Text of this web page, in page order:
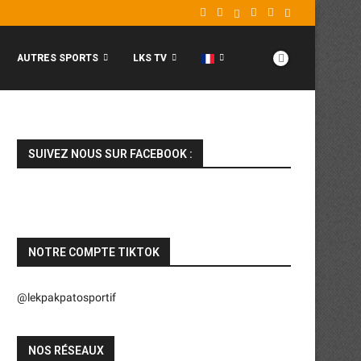
AUTRES SPORTS LKS TV
SUIVEZ NOUS SUR FACEBOOK :
NOTRE COMPTE TIKTOK
@lekpakpatosportif
NOS RÉSEAUX